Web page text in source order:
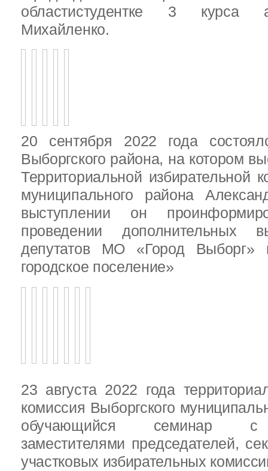
областистудентке 3 курса
Михайленко.
20 сентября 2022 года
Выборгского района, на котором
Территориальной избирательной
муниципального района
выступлении он
проведении дополнительных
депутатов МО «Город
городское поселение»
23 августа 2022 года
комиссия Выборгского
обучающийся семинар с
заместителями председателей,
участковых избирательных